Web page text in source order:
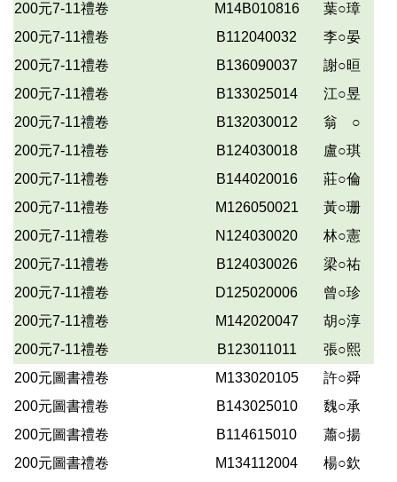
200元7-11禮卷
M14B010816
葉○璋
200元7-11禮卷
B112040032
李○晏
200元7-11禮卷
B136090037
謝○晅
200元7-11禮卷
B133025014
江○昱
200元7-11禮卷
B132030012
翁 ○
200元7-11禮卷
B124030018
盧○琪
200元7-11禮卷
B144020016
莊○倫
200元7-11禮卷
M126050021
黃○珊
200元7-11禮卷
N124030020
林○憲
200元7-11禮卷
B124030026
梁○祐
200元7-11禮卷
D125020006
曾○珍
200元7-11禮卷
M142020047
胡○淳
200元7-11禮卷
B123011011
張○熙
200元圖書禮卷
M133020105
許○舜
200元圖書禮卷
B143025010
魏○承
200元圖書禮卷
B114615010
蕭○揚
200元圖書禮卷
M134112004
楊○欽